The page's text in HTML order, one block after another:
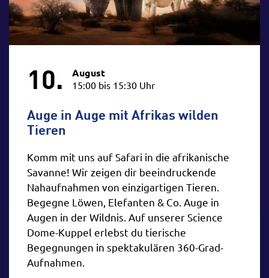
10. August
15:00 bis 15:30 Uhr
Auge in Auge mit Afrikas wilden
Tieren
Komm mit uns auf Safari in die afrikanische
Savanne! Wir zeigen dir beeindruckende
Nahaufnahmen von einzigartigen Tieren.
Begegne Löwen, Elefanten & Co. Auge in
Augen in der Wildnis. Auf unserer Science
Dome-Kuppel erlebst du tierische
Begegnungen in spektakulären 360-Grad-
Aufnahmen.